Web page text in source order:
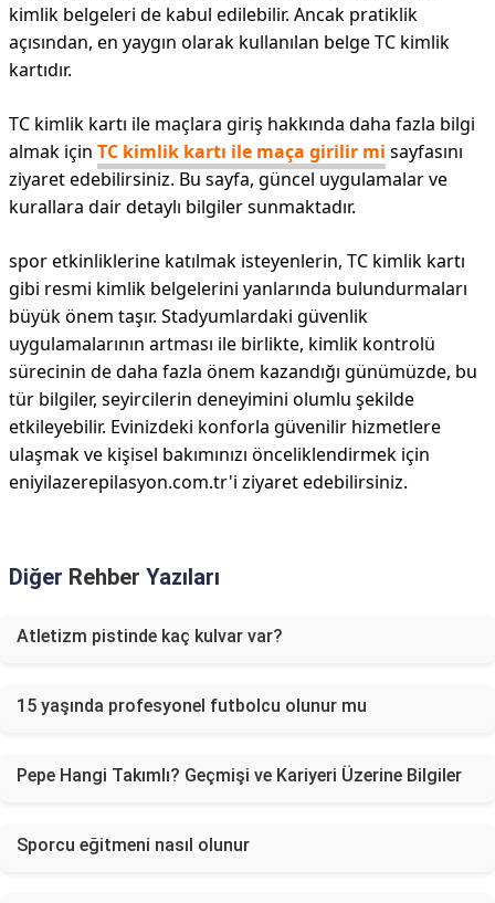
kimlik belgeleri de kabul edilebilir. Ancak pratiklik
açısından, en yaygın olarak kullanılan belge TC kimlik
kartıdır.
TC kimlik kartı ile maçlara giriş hakkında daha fazla bilgi
almak için TC kimlik kartı ile maça girilir mi sayfasını
ziyaret edebilirsiniz. Bu sayfa, güncel uygulamalar ve
kurallara dair detaylı bilgiler sunmaktadır.
spor etkinliklerine katılmak isteyenlerin, TC kimlik kartı
gibi resmi kimlik belgelerini yanlarında bulundurmaları
büyük önem taşır. Stadyumlardaki güvenlik
uygulamalarının artması ile birlikte, kimlik kontrolü
sürecinin de daha fazla önem kazandığı günümüzde, bu
tür bilgiler, seyircilerin deneyimini olumlu şekilde
etkileyebilir. Evinizdeki konforla güvenilir hizmetlere
ulaşmak ve kişisel bakımınızı önceliklendirmek için
eniyilazerepilasyon.com.tr'i ziyaret edebilirsiniz.
Diğer Rehber Yazıları
Atletizm pistinde kaç kulvar var?
15 yaşında profesyonel futbolcu olunur mu
Pepe Hangi Takımlı? Geçmişi ve Kariyeri Üzerine Bilgiler
Sporcu eğitmeni nasıl olunur